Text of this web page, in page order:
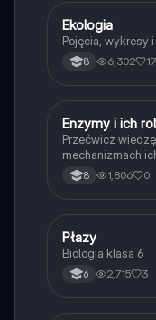
Biologia
Ekologia
Pojęcia, wykresy
8 6,302
EBiologia
Enzymy i ich
Przećwicz
mechanizmach
8 1,806 0
PBiologia
Płazy
Biologia klasa 6
6 2,715 3